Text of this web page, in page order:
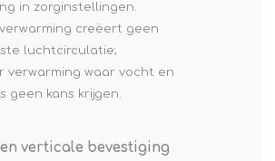
in zorginstellingen.
creëert geen
luchtcirculatie;
verwarming waar vocht en
geen kans krijgen.
verticale bevestiging